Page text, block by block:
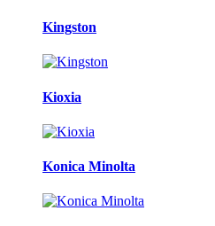
Kingston
Kioxia
Konica Minolta